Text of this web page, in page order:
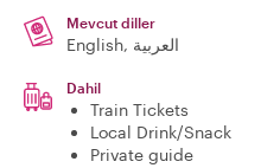
Mevcut diller
English, العربية
Dahil
Train Tickets
Local Drink/Snack
Private guide